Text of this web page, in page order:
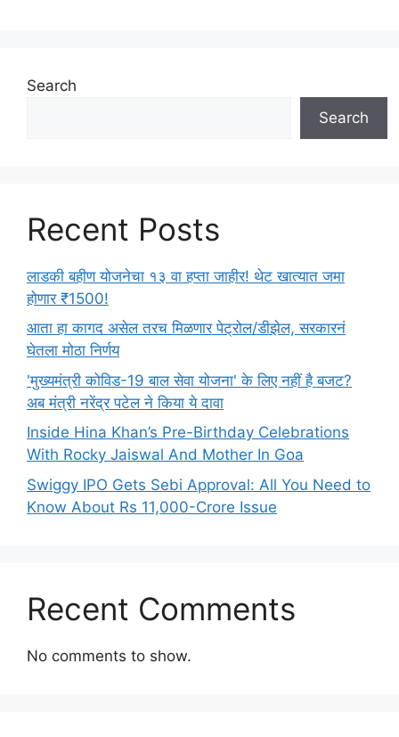
Search
Search
Recent Posts
लाडकी बहीण योजनेचा १३ वा हप्ता जाहीर! थेट खात्यात जमा
होणार ₹1500!
आता हा कागद असेल तरच मिळणार पेट्रोल/डीझेल, सरकारनं
घेतला मोठा निर्णय
'मुख्यमंत्री कोविड-19 बाल सेवा योजना' के लिए नहीं है बजट?
अब मंत्री नरेंद्र पटेल ने किया ये दावा
Inside Hina Khan’s Pre-Birthday Celebrations
With Rocky Jaiswal And Mother In Goa
Swiggy IPO Gets Sebi Approval: All You Need to
Know About Rs 11,000-Crore Issue
Recent Comments
No comments to show.